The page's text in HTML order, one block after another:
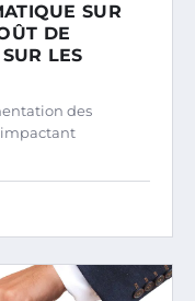
SUR
DE
LES
des